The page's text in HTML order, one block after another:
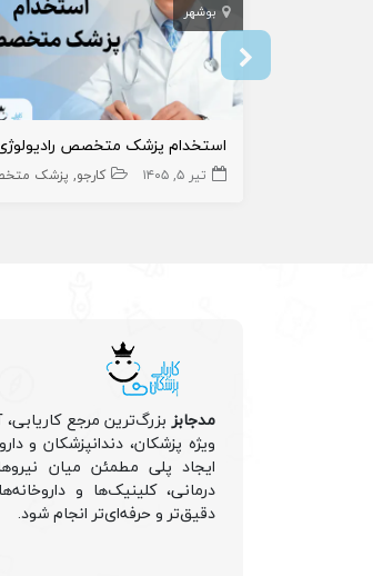
بوشهر
تیر ۵, ۱۴۰۵ کارجو پزشک
مدجابزبزرگ‌ترین مرجع
ویژه پزشکان، دندانپزشکان و
ایجاد پلی مطمئن میان
درمانی، کلینیک‌ها و
دقیق‌تر و حرفه‌ای‌تر انجام شود.